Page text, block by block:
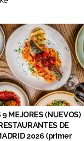
9 MEJORES (NUEVOS)
DE
2026 (primer